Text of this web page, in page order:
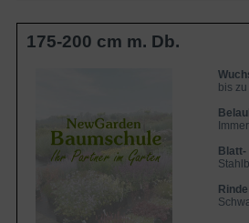
175-200 cm m. Db.
bis
Rinde